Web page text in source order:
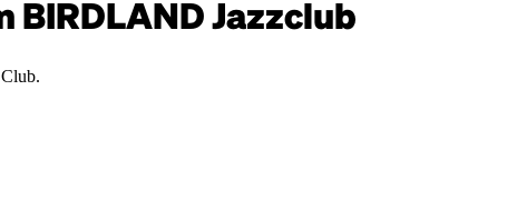
BIRDLAND Jazzclub